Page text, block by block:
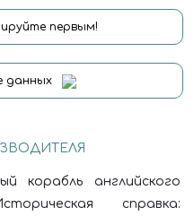
первым!
данных
корабль английского
справка: